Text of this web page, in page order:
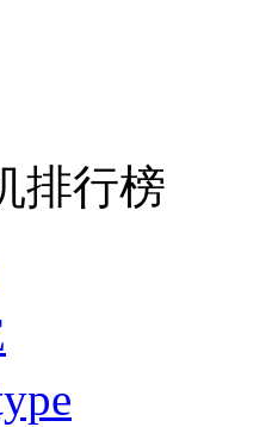
排行榜